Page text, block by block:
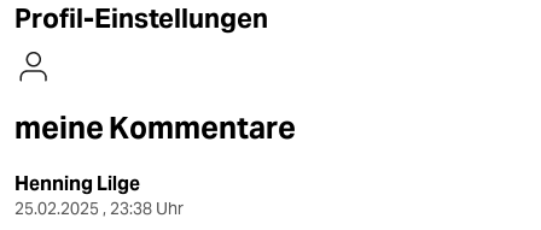
kultur
sport
Profil-Einstellungen
meine Kommentare
Henning Lilge
25.02.2025 , 23:38 Uhr